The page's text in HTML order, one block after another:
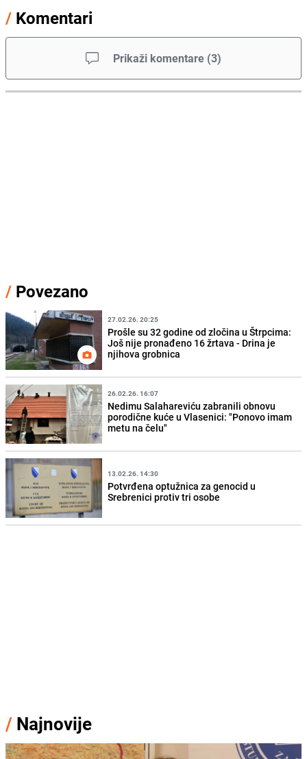
/ Komentari
Prikaži komentare (3)
/ Povezano
27.02.26. 20:25
Prošle su 32 godine od zločina u Štrpcima:
Još nije pronađeno 16 žrtava - Drina je
njihova grobnica
26.02.26. 16:07
Nedimu Salahareviću zabranili obnovu
porodične kuće u Vlasenici: "Ponovo imam
metu na čelu"
13.02.26. 14:30
Potvrđena optužnica za genocid u
Srebrenici protiv tri osobe
/ Najnovije